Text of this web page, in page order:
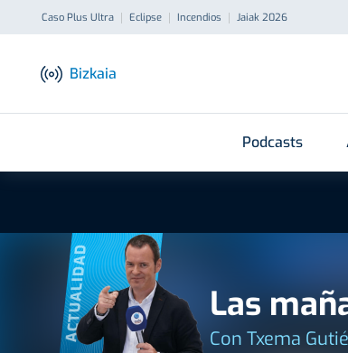
Caso Plus Ultra Eclipse Incendios Jaiak 2026
Bizkaia
Podcasts
ACTUALIDAD Las
Con Txema